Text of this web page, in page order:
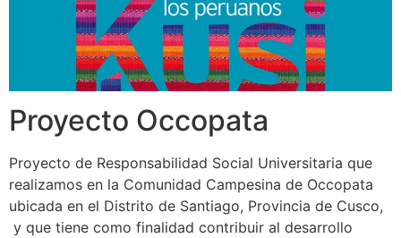
Proyecto Occopata
Proyecto de Responsabilidad Social Universitaria que
realizamos en la Comunidad Campesina de Occopata
ubicada en el Distrito de Santiago, Provincia de Cusco,
y que tiene como finalidad contribuir al desarrollo